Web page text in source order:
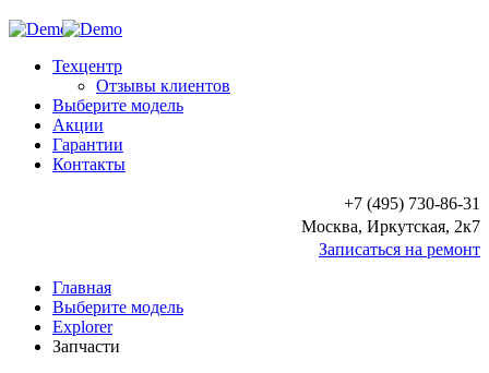
Техцентр
Отзывы клиентов
Выберите модель
Акции
Гарантии
Контакты
+7 (495) 730-86-31
Москва, Иркутская, 2к7
Записаться на ремонт
Главная
Выберите модель
Explorer
Запчасти